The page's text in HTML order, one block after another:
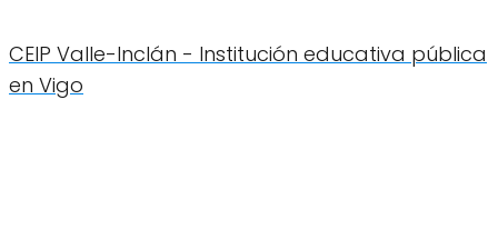
CEIP Valle-Inclán - Institución educativa pública
en Vigo